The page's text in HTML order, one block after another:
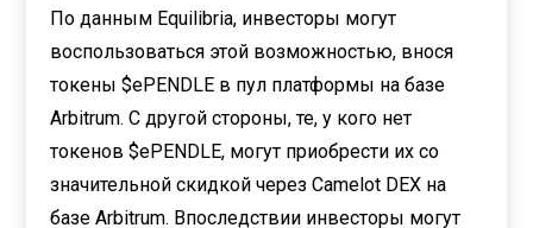
По данным Equilibria, инвесторы могут
воспользоваться этой возможностью, внося
токены $ePENDLE в пул платформы на базе
Arbitrum. С другой стороны, те, у кого нет
токенов $ePENDLE, могут приобрести их со
значительной скидкой через Camelot DEX на
базе Arbitrum. Впоследствии инвесторы могут